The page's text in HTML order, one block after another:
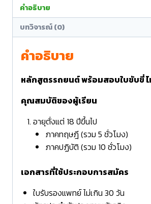
คำอธิบาย
บทวิจารณ์ (0)
คำอธิบาย
หลักสูตรรถยนต์ พร้อมสอบใบขับขี่ ไ
คุณสมบัติของผู้เรียน
อายุตั่งแต่ 18 ปีขึ้นไป
ภาคทฤษฎี (รวม 5 ชั่วโมง)
ภาคปฏิบัติ (รวม 10 ชั่วโมง)
เอกสารที่ใช้ประกอบการสมัคร
ใบรับรองแพทย์ ไม่เกิน 30 วัน